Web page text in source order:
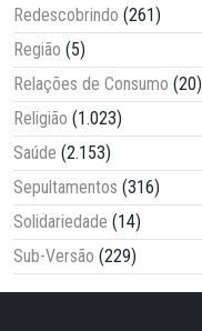
Redescobrindo (261)
Região (5)
Relações de Consumo (20)
Religião (1.023)
Saúde (2.153)
Sepultamentos (316)
Solidariedade (14)
Sub-Versão (229)